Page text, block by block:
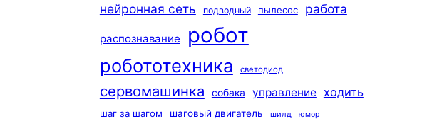
нейронная сеть подводный пылесос работа
распознавание робот
робототехника светодиод
сервомашинка собака управление ходить
шаг за шагом шаговый двигатель шилд юмор